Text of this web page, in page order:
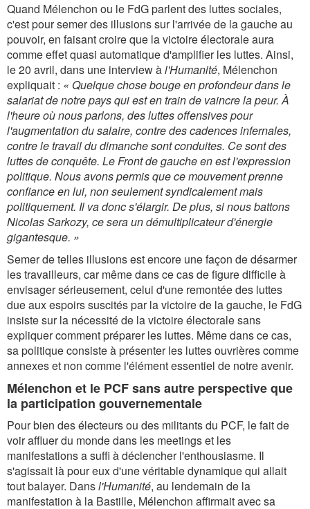
Quand Mélenchon ou le FdG parlent des luttes sociales,
c'est pour semer des illusions sur l'arrivée de la gauche au
pouvoir, en faisant croire que la victoire électorale aura
comme effet quasi automatique d'amplifier les luttes. Ainsi,
le 20 avril, dans une interview àl'Humanité, Mélenchon
expliquait : « Quelque chose bouge en profondeur dans le
salariat de notre pays qui est en train de vaincre la peur. À
l'heure où nous parlons, des luttes offensives pour
l'augmentation du salaire, contre des cadences infernales,
contre le travail du dimanche sont conduites. Ce sont des
luttes de conquête. Le Front de gauche en est l'expression
politique. Nous avons permis que ce mouvement prenne
confiance en lui, non seulement syndicalement mais
politiquement. Il va donc s'élargir. De plus, si nous battons
Nicolas Sarkozy, ce sera un démultiplicateur d'énergie
gigantesque. »
Semer de telles illusions est encore une façon de désarmer
les travailleurs, car même dans ce cas de figure difficile à
envisager sérieusement, celui d'une remontée des luttes
due aux espoirs suscités par la victoire de la gauche, le FdG
insiste sur la nécessité de la victoire électorale sans
expliquer comment préparer les luttes. Même dans ce cas,
sa politique consiste à présenter les luttes ouvrières comme
annexes et non comme l'élément essentiel de notre avenir.
Mélenchon et le PCF sans autre perspective que
la participation gouvernementale
Pour bien des électeurs ou des militants du PCF, le fait de
voir affluer du monde dans les meetings et les
manifestations a suffi à déclencher l'enthousiasme. Il
s'agissait là pour eux d'une véritable dynamique qui allait
tout balayer. Dansl'Humanité, au lendemain de la
manifestation à la Bastille, Mélenchon affirmait avec sa